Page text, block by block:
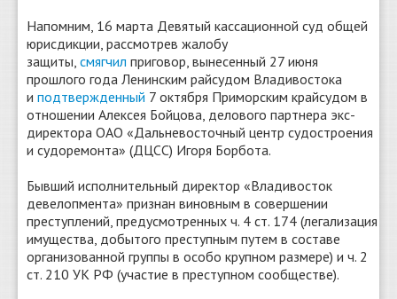
Напомним, 16 марта Девятый кассационной суд общей
юрисдикции, рассмотрев жалобу
защиты, смягчил приговор, вынесенный 27 июня
прошлого года Ленинским райсудом Владивостока
и подтвержденный 7 октября Приморским крайсудом в
отношении Алексея Бойцова, делового партнера экс-
директора ОАО «Дальневосточный центр судостроения
и судоремонта» (ДЦСС) Игоря Борбота.
Бывший исполнительный директор «Владивосток
девелопмента» признан виновным в совершении
преступлений, предусмотренных ч. 4 ст. 174 (легализация
имущества, добытого преступным путем в составе
организованной группы в особо крупном размере) и ч. 2
ст. 210 УК РФ (участие в преступном сообществе).